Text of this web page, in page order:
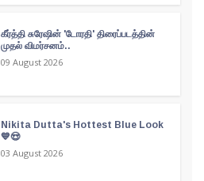
கீர்த்தி சுரேஷின் 'டோரதி' திரைப்படத்தின்
முதல் விமர்சனம்..
09 August 2026
Nikita Dutta's Hottest Blue Look
💙😍
03 August 2026